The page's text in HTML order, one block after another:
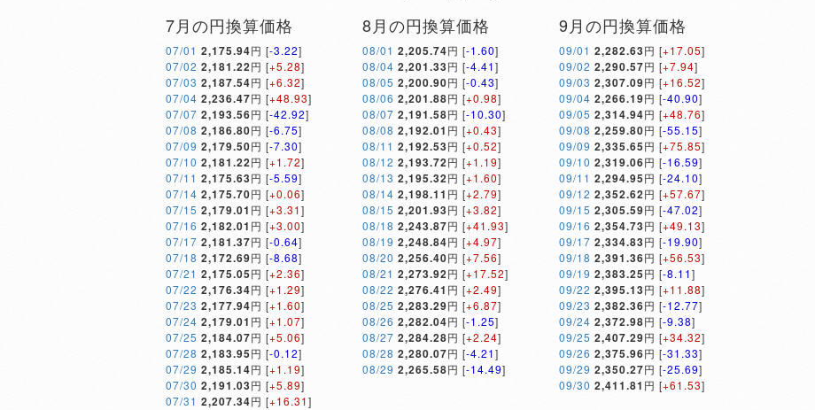
7月の円換算価格
07/01 2,175.94円 [-3.22]
07/02 2,181.22円 [+5.28]
07/03 2,187.54円 [+6.32]
07/04 2,236.47円 [+48.93]
07/07 2,193.56円 [-42.92]
07/08 2,186.80円 [-6.75]
07/09 2,179.50円 [-7.30]
07/10 2,181.22円 [+1.72]
07/11 2,175.63円 [-5.59]
07/14 2,175.70円 [+0.06]
07/15 2,179.01 円 [+3.31]
07/16 2,182.01 円 [+3.00]
07/17 2,181.37円 [-0.64]
07/18 2,172.69円 [-8.68]
07/21 2,175.05円 [+2.36]
07/22 2,176.34円 [+1.29]
07/23 2,177.94円 [+1.60]
07/24 2,179.01 円 [+1.07]
07/25 2,184.07円 [+5.06]
07/28 2,183.95円 [-0.12]
07/29 2,185.14円 [+1.19]
07/30 2,191.03円 [+5.89]
07/31 2,207.34円 [+16.31]
8月の円換算価格
08/01 2,205.74円 [-1.60]
08/04 2,201.33円 [-4.41]
08/05 2,200.90円 [-0.43]
08/06 2,201.88円 [+0.98]
08/07 2,191.58円 [-10.30]
08/08 2,192.01 円 [+0.43]
08/11 2,192.53円 [+0.52]
08/12 2,193.72円 [+1.19]
08/13 2,195.32円 [+1.60]
08/14 2,198.11 円 [+2.79]
08/15 2,201.93円 [+3.82]
08/18 2,243.87円 [+41.93]
08/19 2,248.84円 [+4.97]
08/20 2,256.40円 [+7.56]
08/21 2,273.92円 [+17.52]
08/22 2,276.41 円 [+2.49]
08/25 2,283.29円 [+6.87]
08/26 2,282.04円 [-1.25]
08/27 2,284.28円 [+2.24]
08/28 2,280.07円 [-4.21]
08/29 2,265.58円 [-14.49]
9月の円換算価格
09/01 2,282.63円 [+17.05]
09/02 2,290.57円 [+7.94]
09/03 2,307.09円 [+16.52]
09/04 2,266.19円 [-40.90]
09/05 2,314.94円 [+48.76]
09/08 2,259.80円 [-55.15]
09/09 2,335.65円 [+75.85]
09/10 2,319.06円 [-16.59]
09/11 2,294.95円 [-24.10]
09/12 2,352.62円 [+57.67]
09/15 2,305.59円 [-47.02]
09/16 2,354.73円 [+49.13]
09/17 2,334.83円 [-19.90]
09/18 2,391.36円 [+56.53]
09/19 2,383.25円 [-8.11]
09/22 2,395.13円 [+11.88]
09/23 2,382.36円 [-12.77]
09/24 2,372.98円 [-9.38]
09/25 2,407.29円 [+34.32]
09/26 2,375.96円 [-31.33]
09/29 2,350.27円 [-25.69]
09/30 2,411.81 円 [+61.53]